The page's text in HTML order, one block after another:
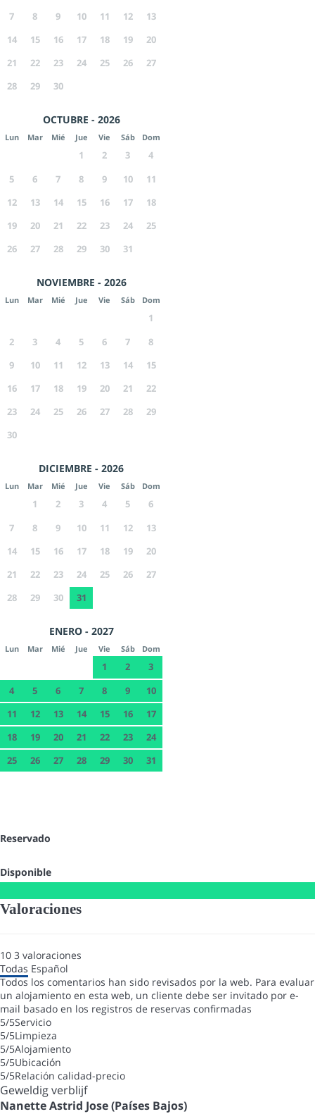
7 8 9 10 11 12
13
14
15 16 17 18 19
20
21
22 23 24 25 26
27
28
29 30
OCTUBRE - 2026
Lun Mar Mié Jue Vie Sáb Dom
1 2 3
4
5
6 7 8 9 10
11
12
13 14 15 16 17
18
19
20 21 22 23 24
25
26
27 28 29 30 31
NOVIEMBRE - 2026
Lun Mar Mié Jue Vie Sáb Dom
1
2
3 4 5 6 7
8
9
10 11 12 13 14
15
16
17 18 19 20 21
22
23
24 25 26 27 28
29
30
DICIEMBRE - 2026
Lun Mar Mié Jue Vie Sáb Dom
1 2 3 4 5
6
7
8 9 10 11 12
13
14
15 16 17 18 19
20
21
22 23 24 25 26
27
28
29 30 31
ENERO - 2027
Lun Mar Mié Jue Vie Sáb Dom
1 2
3
4
5 6 7 8 9
10
11
12 13 14 15 16
17
18
19 20 21 22 23
24
25
26 27 28 29 30 31
Reservado
Disponible
Valoraciones
10 3 valoraciones
Todas Español
Todos los comentarios han sido revisados por la web. Para evaluar
un alojamiento en esta web, un cliente debe ser invitado por e-
mail basado en los registros de reservas confirmadas
5/5Servicio
5/5Limpieza
5/5Alojamiento
5/5Ubicación
5/5Relación calidad-precio
Geweldig verblijf
Nanette Astrid Jose (Países Bajos)